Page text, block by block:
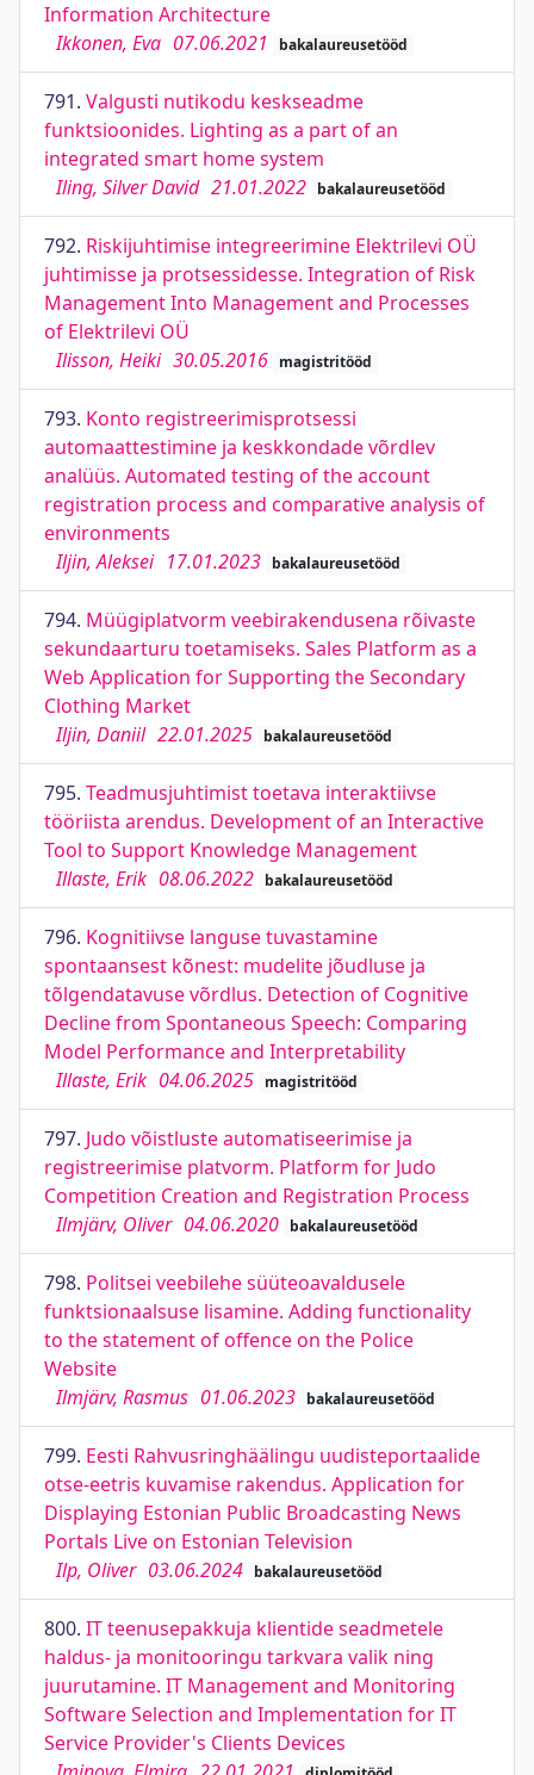
Information Architecture
Ikkonen, Eva 07.06.2021 bakalaureusetööd
791. Valgusti nutikodu keskseadme
funktsioonides. Lighting as a part of an
integrated smart home system
Iling, Silver David 21.01.2022 bakalaureusetööd
792. Riskijuhtimise integreerimine Elektrilevi OÜ
juhtimisse ja protsessidesse. Integration of Risk
Management Into Management and Processes
of Elektrilevi OÜ
Ilisson, Heiki 30.05.2016 magistritööd
793. Konto registreerimisprotsessi
automaattestimine ja keskkondade võrdlev
analüüs. Automated testing of the account
registration process and comparative analysis of
environments
Iljin, Aleksei 17.01.2023 bakalaureusetööd
794. Müügiplatvorm veebirakendusena rõivaste
sekundaarturu toetamiseks. Sales Platform as a
Web Application for Supporting the Secondary
Clothing Market
Iljin, Daniil 22.01.2025 bakalaureusetööd
795. Teadmusjuhtimist toetava interaktiivse
tööriista arendus. Development of an Interactive
Tool to Support Knowledge Management
Illaste, Erik 08.06.2022 bakalaureusetööd
796. Kognitiivse languse tuvastamine
spontaansest kõnest: mudelite jõudluse ja
tõlgendatavuse võrdlus. Detection of Cognitive
Decline from Spontaneous Speech: Comparing
Model Performance and Interpretability
Illaste, Erik 04.06.2025 magistritööd
797. Judo võistluste automatiseerimise ja
registreerimise platvorm. Platform for Judo
Competition Creation and Registration Process
Ilmjärv, Oliver 04.06.2020 bakalaureusetööd
798. Politsei veebilehe süüteoavaldusele
funktsionaalsuse lisamine. Adding functionality
to the statement of offence on the Police
Website
Ilmjärv, Rasmus 01.06.2023 bakalaureusetööd
799. Eesti Rahvusringhäälingu uudisteportaalide
otse-eetris kuvamise rakendus. Application for
Displaying Estonian Public Broadcasting News
Portals Live on Estonian Television
Ilp, Oliver 03.06.2024 bakalaureusetööd
800. IT teenusepakkuja klientide seadmetele
haldus- ja monitooringu tarkvara valik ning
juurutamine. IT Management and Monitoring
Software Selection and Implementation for IT
Service Provider's Clients Devices